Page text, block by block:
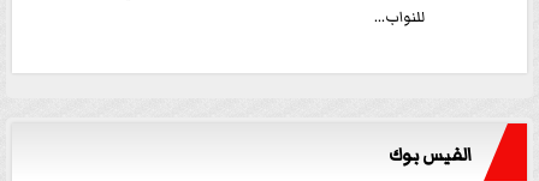
للنواب...
الفيس بوك